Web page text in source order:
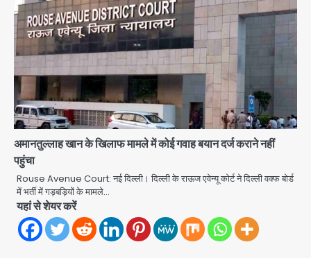
अमानतुल्लाह खान के खिलाफ मामले में कोई गवाह बयान दर्ज कराने नहीं
पहुंचा
Rouse Avenue Court: नई दिल्ली। दिल्ली के राऊज एवेन्यू कोर्ट ने दिल्ली वक्फ बोर्ड
में भर्ती में गड़बड़ियों के मामले…
यहां से शेयर करें
4
Air India Phuket Delhi flight:
कैप्टन का डोप टेस्ट पॉजिटिव, 17 घायल;
DGCA जांच जारी
Avinash Kumar
5
Baramati Airport Plane Crash:
रनवे पर ट्रेनी विमान क्रैश, जांच शुरू
Avinash Kumar
1
शाहीन बाग में जलभराव और गड्ढे, सीवर काम से
लोग परेशान
Avinash Kumar
Zepto Dhoom: ग्रेटर नोएडा के धूम